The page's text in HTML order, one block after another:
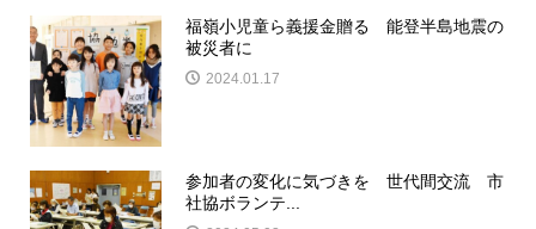
福嶺小児童ら義援金贈る 能登半島地震の
被災者に
2024.01.17
参加者の変化に気づきを 世代間交流 市
社協ボランテ...